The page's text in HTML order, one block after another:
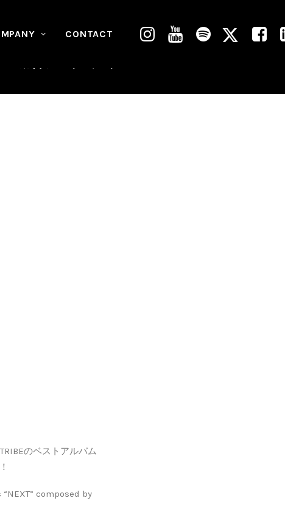
CONTACT
のベストアルバム
“NEXT” composed by